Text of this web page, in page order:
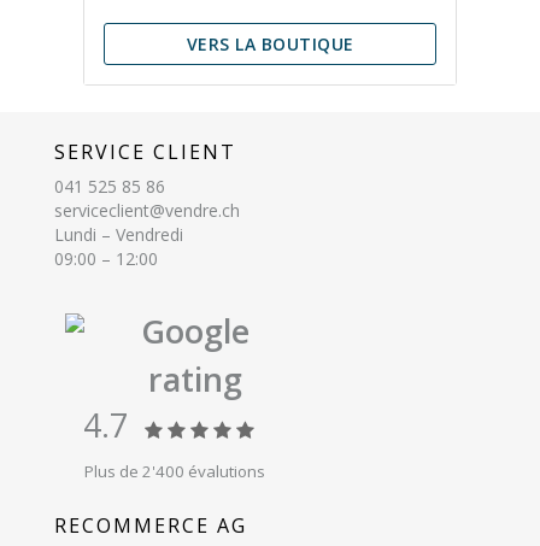
VERS LA BOUTIQUE
SERVICE CLIENT
041 525 85 86
serviceclient@vendre.ch
Lundi – Vendredi
09:00 – 12:00
Google
rating
4.7
Plus de 2'400 évalutions
RECOMMERCE AG